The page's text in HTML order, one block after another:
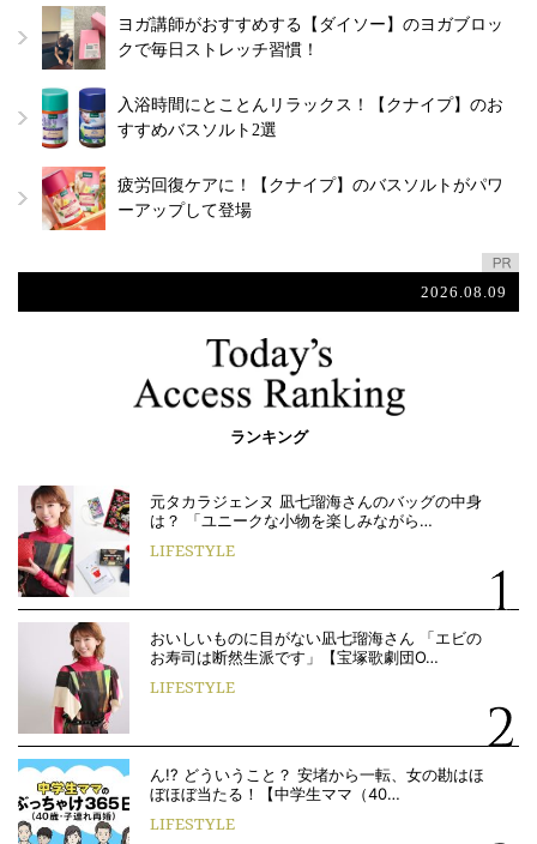
ヨガ講師がおすすめする【ダイソー】のヨガブロッ
クで毎日ストレッチ習慣！
入浴時間にとことんリラックス！【クナイプ】のお
すすめバスソルト2選
疲労回復ケアに！【クナイプ】のバスソルトがパワ
ーアップして登場
2026.08.09
ランキング
元タカラジェンヌ 凪七瑠海さんのバッグの中身
は？ 「ユニークな小物を楽しみながら…
LIFESTYLE
おいしいものに目がない凪七瑠海さん 「エビの
お寿司は断然生派です」【宝塚歌劇団O…
LIFESTYLE
ん!? どういうこと？ 安堵から一転、女の勘はほ
ぼほぼ当たる！【中学生ママ（40…
LIFESTYLE